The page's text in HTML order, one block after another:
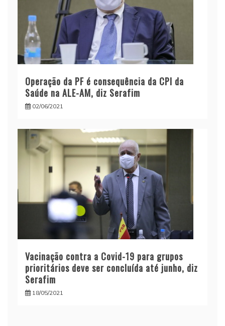
Operação da PF é consequência da CPI da
Saúde na ALE-AM, diz Serafim
02/06/2021
Vacinação contra a Covid-19 para grupos
prioritários deve ser concluída até junho, diz
Serafim
18/05/2021